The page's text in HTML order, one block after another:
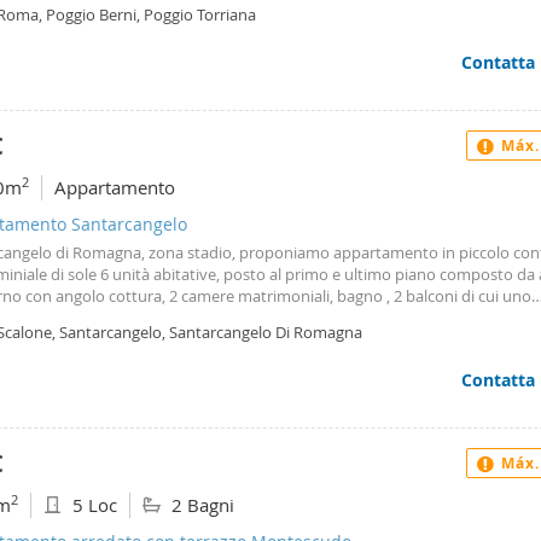
con fidejussione bancaria Per info contattare il 3477849438
Poggio Berni, Poggio Torriana
Contatta
2 Appartamento
Santarcangelo
di Romagna, zona stadio, proponiamo appartamento in piccolo
di sole 6 unità abitative, posto al primo e ultimo piano composto da
con angolo cottura, 2 camere matrimoniali, bagno , 2 balconi di cui uno
a studenti o lavoratori Trattative in studio Per info contattare il
Santarcangelo, Santarcangelo Di Romagna
Contatta
2 5 Loc 2 Bagni